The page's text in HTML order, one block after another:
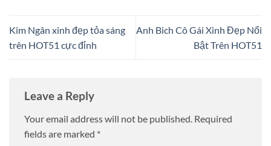
Kim Ngân xinh đẹp tỏa sáng
trên HOT51 cực đỉnh
Anh Bich Cô Gái Xinh Đẹp Nổi
Bật Trên HOT51
Leave a Reply
Your email address will not be published. Required
fields are marked *